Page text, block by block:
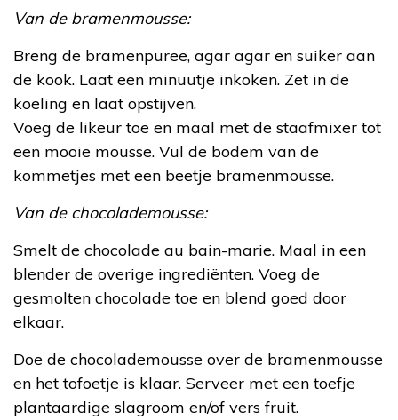
Van de bramenmousse:
Breng de bramenpuree, agar agar en suiker aan
de kook. Laat een minuutje inkoken. Zet in de
koeling en laat opstijven.
Voeg de likeur toe en maal met de staafmixer tot
een mooie mousse. Vul de bodem van de
kommetjes met een beetje bramenmousse.
Van de chocolademousse:
Smelt de chocolade au bain-marie. Maal in een
blender de overige ingrediënten. Voeg de
gesmolten chocolade toe en blend goed door
elkaar.
Doe de chocolademousse over de bramenmousse
en het tofoetje is klaar. Serveer met een toefje
plantaardige slagroom en/of vers fruit.